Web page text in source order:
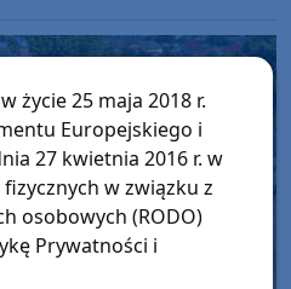
życie 25 maja 2018 r.
Europejskiego i
27 kwietnia 2016 r. w
w związku z
osobowych (RODO)
Prywatności i